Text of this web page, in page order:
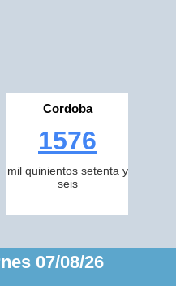
Cordoba
1576
mil quinientos setenta y
seis
07/08/26